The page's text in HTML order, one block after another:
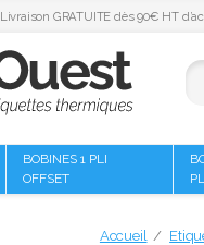
Livraison GRATUITE dès 90€ HT
BOBINES 1 PLI
OFFSET
Accueil